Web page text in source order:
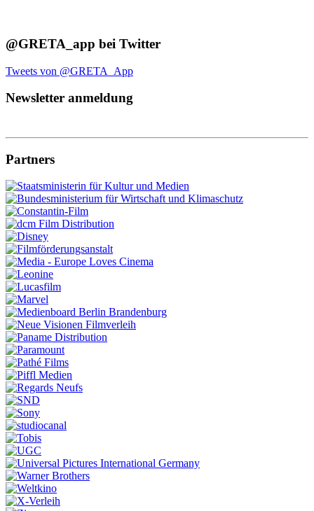
@GRETA_app bei Twitter
Tweets von @GRETA_App
Newsletter anmeldung
Partners